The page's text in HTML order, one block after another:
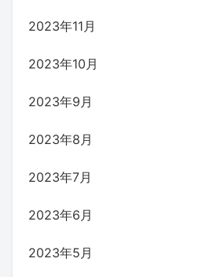
2023年11月
2023年10月
2023年9月
2023年8月
2023年7月
2023年6月
2023年5月